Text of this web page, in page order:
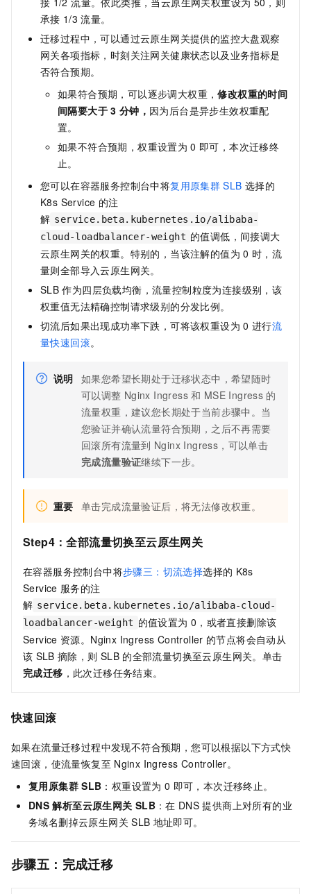
承接 1/3 流量。
迁移过程中，可以通过云原生网关提供的监控大盘观察
网关各项指标，时刻关注网关健康状态以及业务指标是
否符合预期。
如果符合预期，可以逐步调大权重，修改权重的时间
间隔要大于 3 分钟， 因为后台是异步生效权重配
置。
如果不符合预期，权重设置为 0 即可，本次迁移终
止。
您可以在容器服务控制台中将复用原集群 SLB 选择的
K8s Service 的注
解 service.beta.kubernetes.io/alibaba-
cloud-loadbalancer-weight 的值调低，间接调大
云原生网关的权重。特别的，当该注解的值为 0 时，流
量则全部导入云原生网关。
SLB 作为四层负载均衡，流量控制粒度为连接级别，该
权重值无法精确控制请求级别的分发比例。
切流后如果出现成功率下跌，可将该权重设为 0 进行流
量快速回滚。
说明 如果您希望长期处于迁移状态中，希望随时
可以调整 Nginx Ingress 和 MSE Ingress 的
流量权重，建议您长期处于当前步骤中。当
您验证并确认流量符合预期，之后不再需要
回滚所有流量到 Nginx Ingress，可以单击
完成流量验证继续下一步。
重要 单击完成流量验证后，将无法修改权重。
Step4：全部流量切换至云原生网关
在容器服务控制台中将步骤三：切流选择选择的 K8s
Service 服务的注
解 service.beta.kubernetes.io/alibaba-cloud-
loadbalancer-weight 的值设置为 0，或者直接删除该
Service 资源。Nginx Ingress Controller 的节点将会自动从
该 SLB 摘除，则 SLB 的全部流量切换至云原生网关。单击
完成迁移 ，此次迁移任务结束。
快速回滚
如果在流量迁移过程中发现不符合预期，您可以根据以下方式快
速回滚，使流量恢复至 Nginx Ingress Controller。
复用原集群 SLB ：权重设置为 0 即可，本次迁移终止。
DNS 解析至云原生网关 SLB：在 DNS 提供商上对所有的业
务域名删掉云原生网关 SLB 地址即可。
步骤五：完成迁移